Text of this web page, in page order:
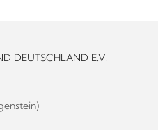
DEUTSCHLAND E.V.